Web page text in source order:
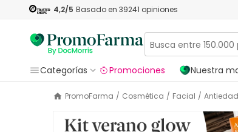
4,2/5 Basado en 39241 opiniones
Categorías
Promociones Nuestra
PromoFarma / Cosmética / Facial / Antiedad